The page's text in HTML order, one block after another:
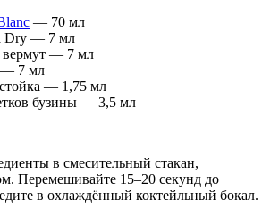
— 70 мл
Dry — 7 мл
вермут — 7 мл
— 7 мл
— 1,75 мл
бузины — 3,5 мл
в смесительный стакан,
Перемешивайте 15–20 секунд до
в охлаждённый коктейльный бокал.